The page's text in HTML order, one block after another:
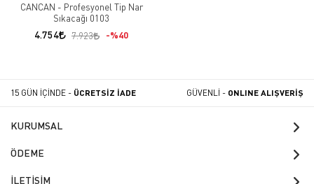
CANCAN - Profesyonel Tip Nar
Sıkacağı 0103
4.754 7.923 %40
15 GÜN İÇİNDE - ÜCRETSİZ İADE GÜVENLİ - ONLINE ALIŞVERİŞ
KURUMSAL
ÖDEME
İLETİŞİM